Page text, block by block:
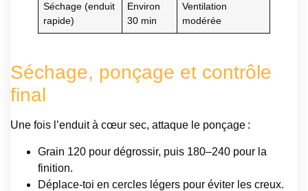
Séchage (enduit
rapide)
Environ
30 min
Ventilation
modérée
Séchage, ponçage et contrôle
final
Une fois l’enduit à cœur sec, attaque le ponçage :
Grain 120 pour dégrossir, puis 180–240 pour la
finition.
Déplace-toi en cercles légers pour éviter les creux.